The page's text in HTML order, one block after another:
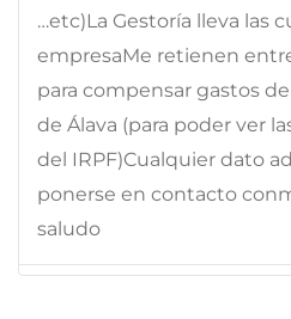
…etc)La Gestoría lleva las
empresaMe retienen
para compensar gastos
de Álava (para poder ver
del IRPF)Cualquier dato
ponerse en contacto
saludo